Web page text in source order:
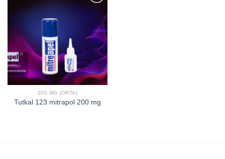
علاقه
مندی
ها
200 MG (ORTA)
Tutkal 123 mitrapol 200 mg